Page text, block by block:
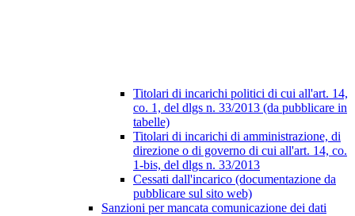
Titolari di incarichi politici di cui all'art. 14,
co. 1, del dlgs n. 33/2013 (da pubblicare in
tabelle)
Titolari di incarichi di amministrazione, di
direzione o di governo di cui all'art. 14, co.
1-bis, del dlgs n. 33/2013
Cessati dall'incarico (documentazione da
pubblicare sul sito web)
Sanzioni per mancata comunicazione dei dati